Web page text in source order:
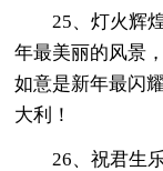
25、灯火辉
年最美丽的风景
如意是新年最闪
大利！
26、祝君生